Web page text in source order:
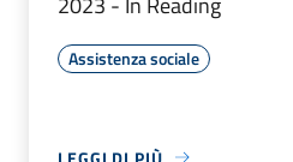
Assistenza sociale